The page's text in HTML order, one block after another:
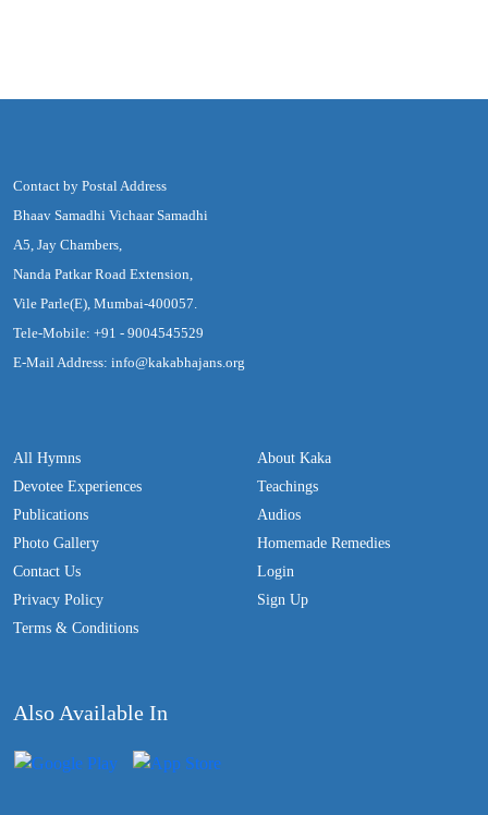
Contact by Postal Address
Bhaav Samadhi Vichaar Samadhi
A5, Jay Chambers,
Nanda Patkar Road Extension,
Vile Parle(E), Mumbai-400057.
Tele-Mobile: +91 - 9004545529
E-Mail Address: info@kakabhajans.org
All Hymns
Devotee Experiences
Publications
Photo Gallery
Contact Us
Privacy Policy
Terms & Conditions
About Kaka
Teachings
Audios
Homemade Remedies
Login
Sign Up
Also Available In